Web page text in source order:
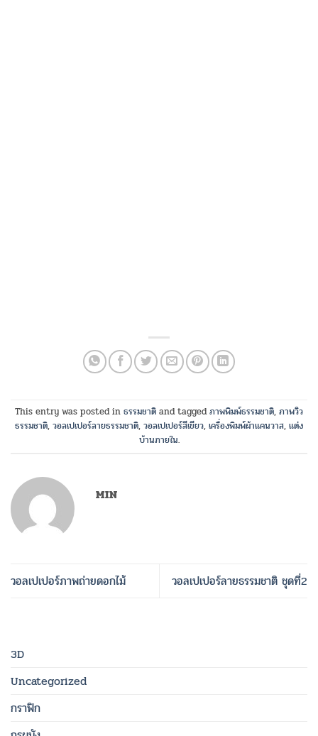
3D
Uncategorized
กราฟิก
This entry was posted in ธรรมชาติ and taggedภาพพิมพ์ธรรมชาติ, ภาพวิว
ธรรมชาติ, วอลเปเปอร์ลายธรรมชาติ, วอลเปเปอร์สีเขียว, เครื่องพิมพ์ผ้าแคนวาส, แต่ง
บ้านภายใน.
MIN
วอลเปเปอร์ภาพถ่ายดอกไม้ วอลเปเปอร์ลายธรรมชาติ ชุดที่2